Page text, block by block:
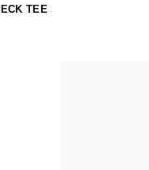
TEE